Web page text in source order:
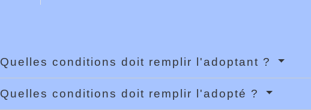
Quelles conditions doit remplir l'adoptant ?
Quelles conditions doit remplir l'adopté ?